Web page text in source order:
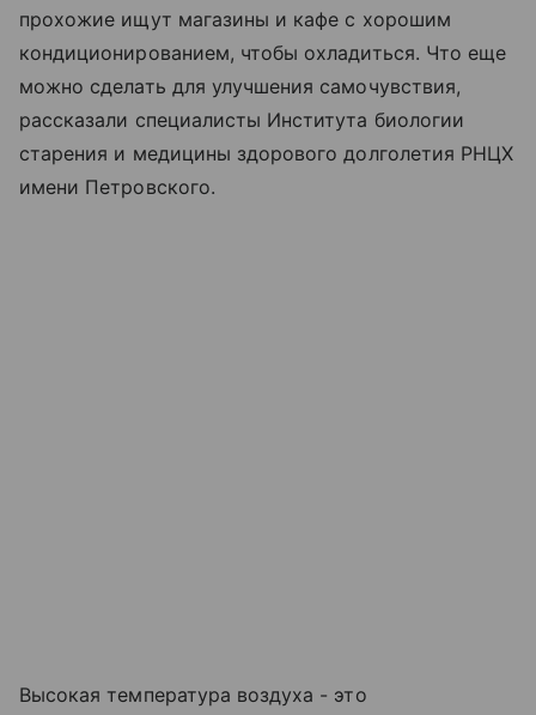
прохожие ищут магазины и кафе с хорошим
кондиционированием, чтобы охладиться. Что еще
можно сделать для улучшения самочувствия,
рассказали специалисты Института биологии
старения и медицины здорового долголетия РНЦХ
имени Петровского.
Высокая температура воздуха - это